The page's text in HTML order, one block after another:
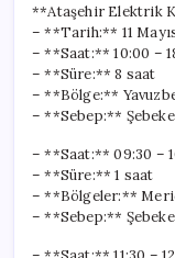
**Ataşehir Elektrik
– **Tarih:** 11
– **Saat:** 10:00 –
– **Süre:** 8 saat
– **Bölge:**
– **Sebep:**
– **Saat:** 09:30 –
– **Süre:** 1 saat
– **Bölgeler:**
– **Sebep:**